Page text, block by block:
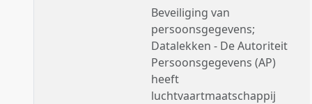
Beveiliging van
persoonsgegevens;
Datalekken - De Autoriteit
Persoonsgegevens (AP)
heeft
luchtvaartmaatschappij